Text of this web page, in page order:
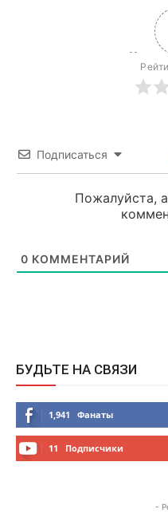
Подписаться
Пожалуйста,
0 КОММЕНТАРИЙ
БУДЬТЕ НА СВЯЗИ
1,941 Фанаты
11 Подписчики
-